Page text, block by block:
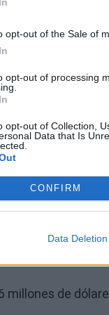
opt-out of the Sale of
opt-out of processing
opt-out of Collection,
Data that Is
CONFIRM
Data Deletion
es la futura
fundamental.
de Jaylen
Jokic.
de